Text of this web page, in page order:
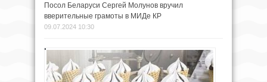
Посол Беларуси Сергей Молунов вручил
вверительные грамоты в МИДе КР
09.07.2024 10:30